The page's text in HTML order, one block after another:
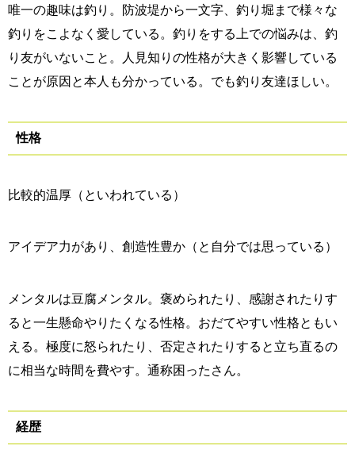
唯一の趣味は釣り。防波堤から一文字、釣り堀まで様々な
釣りをこよなく愛している。釣りをする上での悩みは、釣
り友がいないこと。人見知りの性格が大きく影響している
ことが原因と本人も分かっている。でも釣り友達ほしい。
性格
比較的温厚（といわれている）
アイデア力があり、創造性豊か（と自分では思っている）
メンタルは豆腐メンタル。褒められたり、感謝されたりす
ると一生懸命やりたくなる性格。おだてやすい性格ともい
える。極度に怒られたり、否定されたりすると立ち直るの
に相当な時間を費やす。通称困ったさん。
経歴